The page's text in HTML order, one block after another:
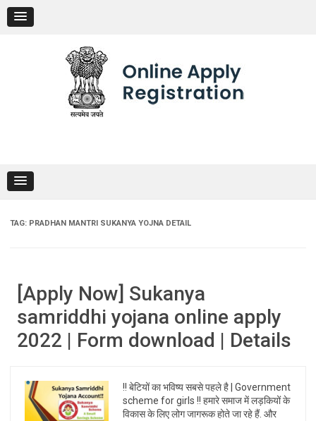
content
TAG: PRADHAN MANTRI SUKANYA YOJNA DETAIL
[Apply Now] Sukanya
samriddhi yojana online apply
2022 | Form download | Details
!! बेटियों का भविष्य सबसे पहले है | Government
scheme for girls !! हमारे समाज में लड़कियों के
विकास के लिए लोग जागरूक होते जा रहे हैं. और